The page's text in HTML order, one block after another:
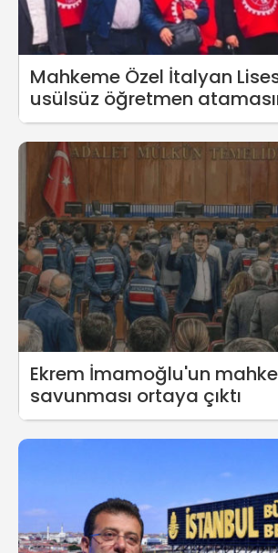
Mahkeme Özel İtalyan
usülsüz öğretmen
dedi
Ekrem İmamoğlu'un
savunması ortaya çıktı